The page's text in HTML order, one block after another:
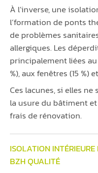
À l’inverse, une
l’formation de ponts
de problèmes
allergiques. Les
principalement liées
%), aux fenêtres (15 %)
Ces lacunes, si elles
la usure du bâtiment
frais de rénovation.
ISOLATION
BZH QUALITÉ